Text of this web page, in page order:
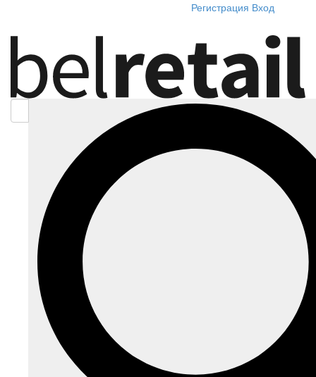
Регистрация Вход